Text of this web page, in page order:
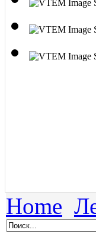
Home